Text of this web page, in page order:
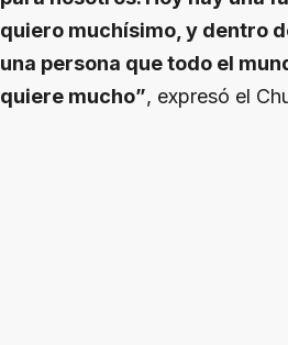
quiero muchísimo, y dentro
una persona que todo el
quiere mucho”, expresó el